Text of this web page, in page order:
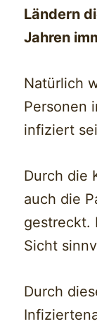
Ländern
Jahren
Natürlich
Personen
infiziert
Durch die
auch die
gestreckt.
Sicht
Durch